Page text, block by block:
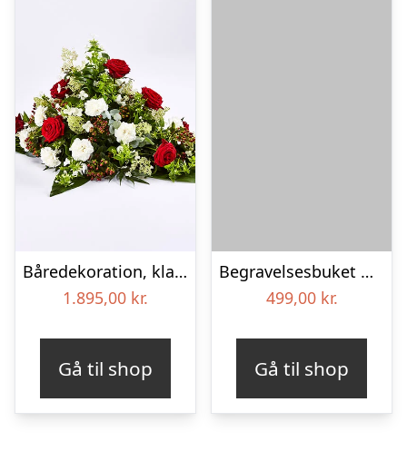
Båredekoration, klassisk – Blomster til begravelse
1.895,00 kr.
Gå til shop
Begravelses­buket med iris
499,00 kr.
Gå til shop